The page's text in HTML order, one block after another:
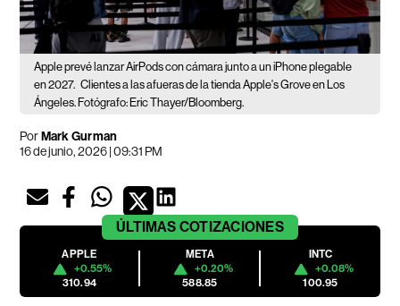
Apple prevé lanzar AirPods con cámara junto a un iPhone plegable
en 2027. Clientes a las afueras de la tienda Apple's Grove en Los
Ángeles. Fotógrafo: Eric Thayer/Bloomberg.
PorMark Gurman
16 de junio, 2026 | 09:31 PM
ÚLTIMAS COTIZACIONES
APPLE
+0.55%
310.94
META
+0.20%
588.85
INTC
+0.08%
100.95